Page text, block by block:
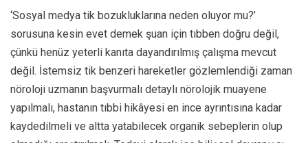
‘Sosyal medya tik bozukluklarına neden oluyor mu?’
sorusuna kesin evet demek şuan için tıbben doğru değil,
çünkü henüz yeterli kanıta dayandırılmış çalışma mevcut
değil. İstemsiz tik benzeri hareketler gözlemlendiği zaman
nöroloji uzmanın başvurmalı detaylı nörolojik muayene
yapılmalı, hastanın tıbbi hikâyesi en ince ayrıntısına kadar
kaydedilmeli ve altta yatabilecek organik sebeplerin olup